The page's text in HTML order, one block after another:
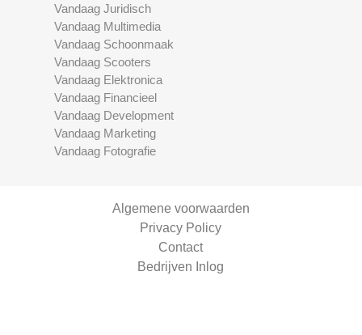
Vandaag Juridisch
Vandaag Multimedia
Vandaag Schoonmaak
Vandaag Scooters
Vandaag Elektronica
Vandaag Financieel
Vandaag Development
Vandaag Marketing
Vandaag Fotografie
Algemene voorwaarden
Privacy Policy
Contact
Bedrijven Inlog